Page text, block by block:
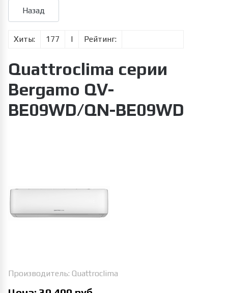
Хиты: 177 | Рейтинг:
Quattroclima серии
Bergamo QV-
BE09WD/QN-BE09WD
Производитель: Quattroclima